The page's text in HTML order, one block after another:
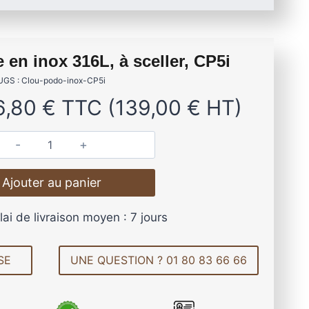
DE TERRASSE
ASPECT BAMBOU
DE TERRASSE EN BOIS
XTRAWOOD « TRÈS LARGE »
et antidérapantes
en aluminium
EN ALUMINIUM
ANTIDÉRAPANTES
inox 316L, à sceller, CP5i
: Clou-podo-inox-CP5i
€ TTC (139,00 € HT)
q
u
a
t
Ajouter au panier
de livraison moyen : 7 jours
UNE QUESTION ? 01 80 83 66 66